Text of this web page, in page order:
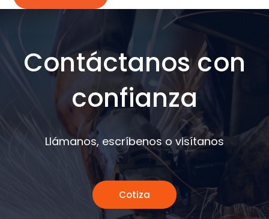
Contáctanos con
confianza
Llámanos, escríbenos o visítanos
Cotiza